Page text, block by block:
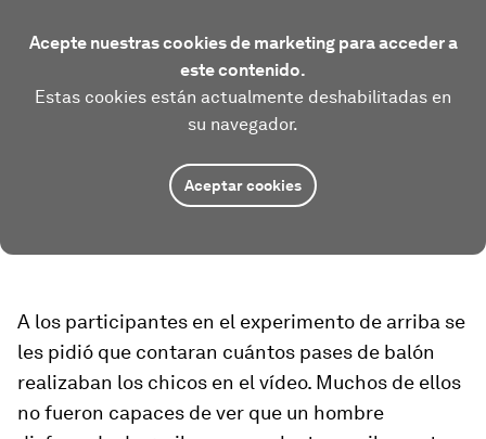
Acepte nuestras cookies de marketing para acceder a
este contenido.
Estas cookies están actualmente deshabilitadas en
su navegador.
Aceptar cookies
A los participantes en el experimento de arriba se
les pidió que contaran cuántos pases de balón
realizaban los chicos en el vídeo. Muchos de ellos
no fueron capaces de ver que un hombre